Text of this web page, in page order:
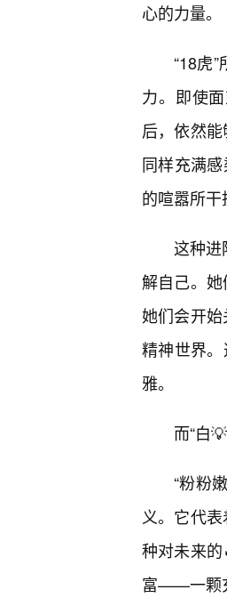
心的力量。
“18虎
力。即使
后，依然
同样充满
的喧嚣所干
这种进
解自己。她
她们会开
精神世界
雅。
而“白
“粉粉
义。它代
种对未来
富——一颗